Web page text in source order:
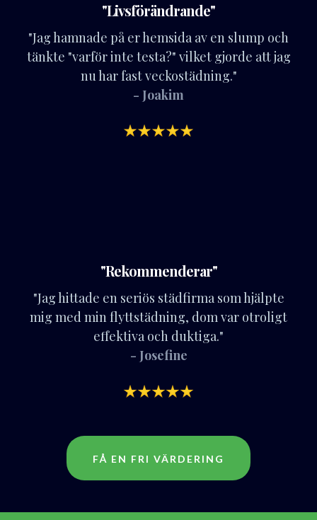
"Livsförändrande"
"Jag hamnade på er hemsida av en slump och
tänkte "varför inte testa?" vilket gjorde att jag
nu har fast veckostädning."
- Joakim
"Rekommenderar"
"Jag hittade en seriös städfirma som hjälpte
mig med min flyttstädning, dom var otroligt
effektiva och duktiga."
- Josefine
FÅ EN FRI VÄRDERING